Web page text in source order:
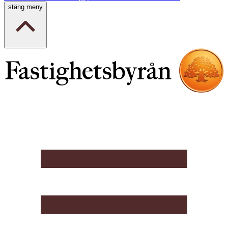
stäng meny